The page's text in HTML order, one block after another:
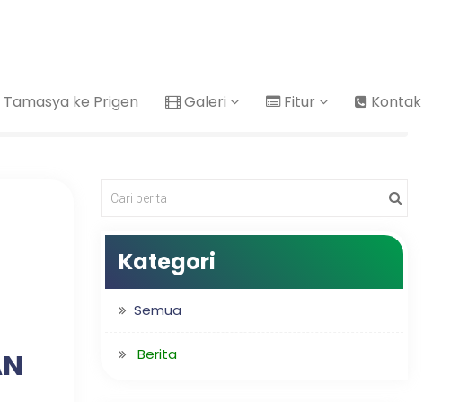
Tamasya ke Prigen Galeri Fitur Kontak
Kategori
Semua
Berita